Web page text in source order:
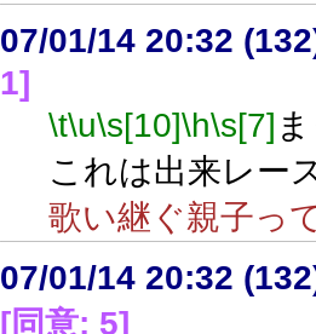
07/01/14 20:32
1]
\t\u\s[10]\h\s[7]
これは出来レー
歌い継ぐ親子っ
07/01/14 20:32
[同意: 5]